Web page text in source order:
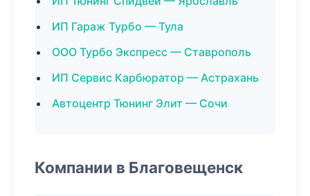
ИП Гараж Турбо — Тула
ООО Турбо Экспресс — Ставрополь
ИП Сервис Карбюратор — Астрахань
Автоцентр Тюнинг Элит — Сочи
Компании в Благовещенск